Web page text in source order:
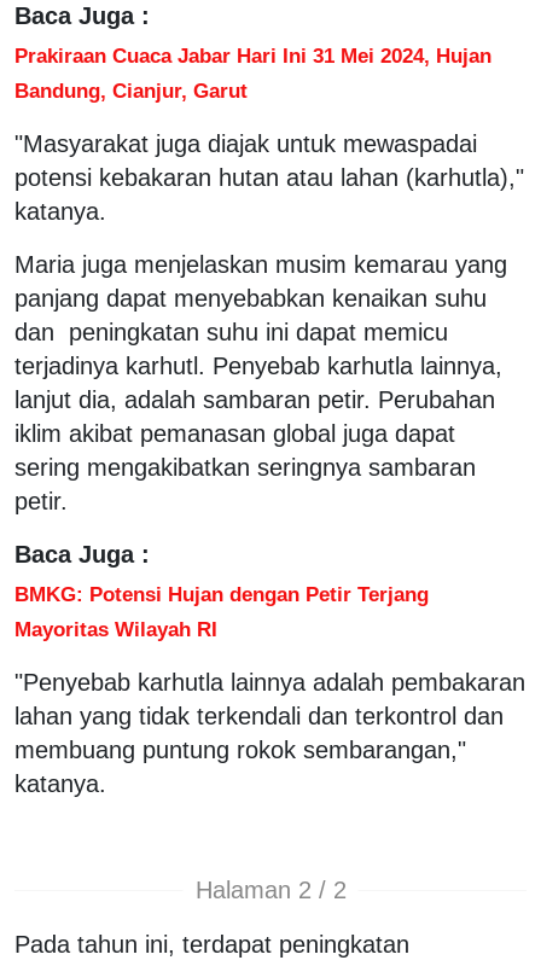
Baca Juga :
Prakiraan Cuaca Jabar Hari Ini 31 Mei 2024, Hujan
Bandung, Cianjur, Garut
"Masyarakat juga diajak untuk mewaspadai
potensi kebakaran hutan atau lahan (karhutla),"
katanya.
Maria juga menjelaskan musim kemarau yang
panjang dapat menyebabkan kenaikan suhu
dan peningkatan suhu ini dapat memicu
terjadinya karhutl. Penyebab karhutla lainnya,
lanjut dia, adalah sambaran petir. Perubahan
iklim akibat pemanasan global juga dapat
sering mengakibatkan seringnya sambaran
petir.
Baca Juga :
BMKG: Potensi Hujan dengan Petir Terjang
Mayoritas Wilayah RI
"Penyebab karhutla lainnya adalah pembakaran
lahan yang tidak terkendali dan terkontrol dan
membuang puntung rokok sembarangan,"
katanya.
Halaman 2 / 2
Pada tahun ini, terdapat peningkatan